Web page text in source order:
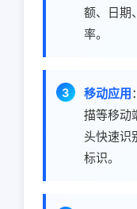
额、日期
率。
移动应用
描等移动
头快速识
标识。